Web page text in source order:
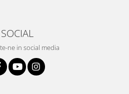
SOCIAL
ne in social media